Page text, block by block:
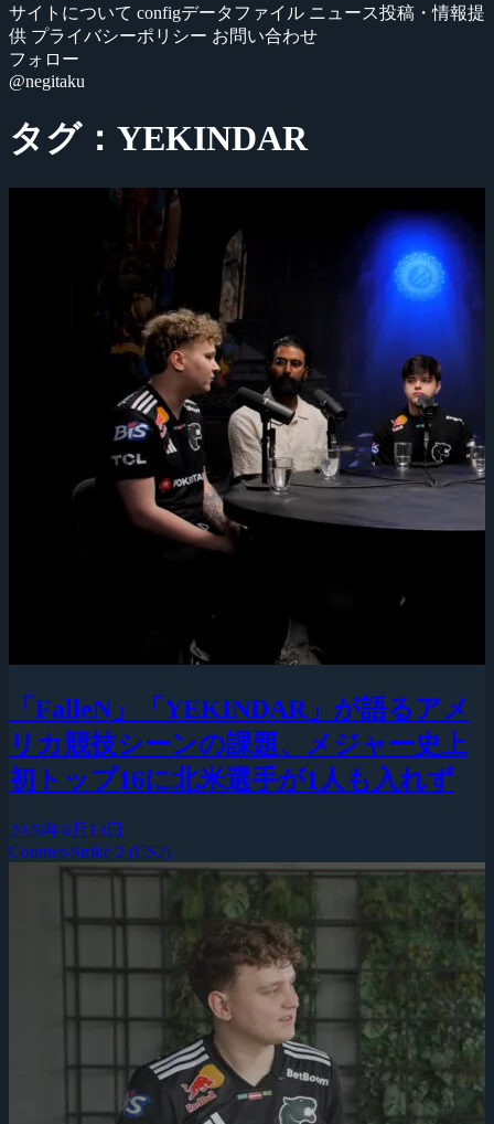
サイトについて configデータファイル ニュース投稿・情報提
供 プライバシーポリシー お問い合わせ
フォロー
@negitaku
タグ：YEKINDAR
「FalleN」「YEKINDAR」が語るアメ
リカ競技シーンの課題、メジャー史上
初トップ16に北米選手が1人も入れず
2026年6月13日
Counter-Strike 2 (CS2)